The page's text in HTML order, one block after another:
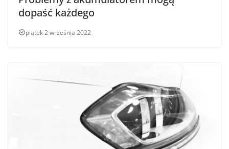
dopaść każdego
piątek 2 września 2022